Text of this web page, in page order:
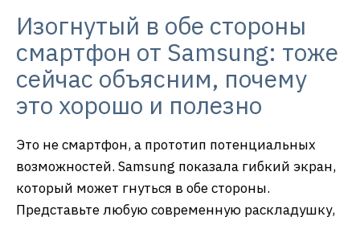
Изогнутый в обе стороны
смартфон от Samsung: тоже
сейчас объясним, почему
это хорошо и полезно
Это не смартфон, а прототип потенциальных
возможностей. Samsung показала гибкий экран,
который может гнуться в обе стороны.
Представьте любую современную раскладушку,